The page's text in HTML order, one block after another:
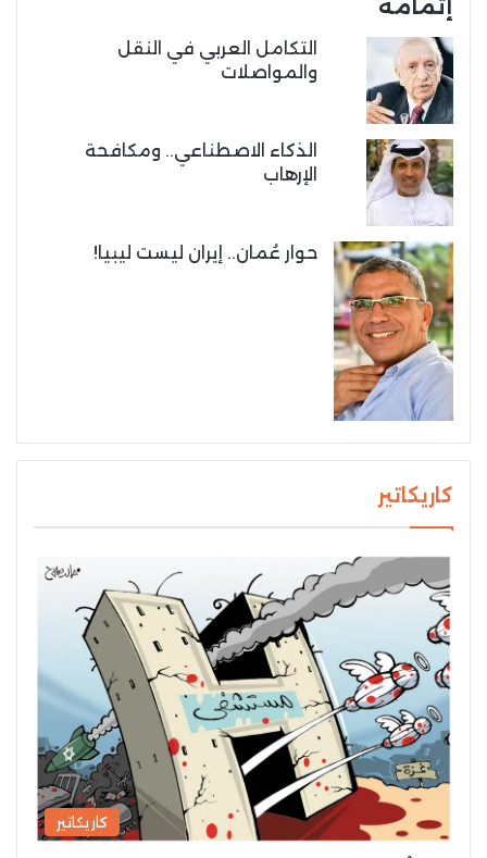
إتمامه
التكامل العربي في النقل
والمواصلات
الذكاء الاصطناعي.. ومكافحة
الإرهاب
حوار عُمان.. إيران ليست ليبيا!
كاريكاتير
كاريكاتير